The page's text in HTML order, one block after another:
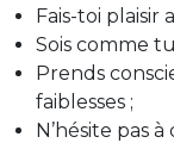
Fais-toi plaisir
Sois comme
Prends
faiblesses ;
N’hésite pas